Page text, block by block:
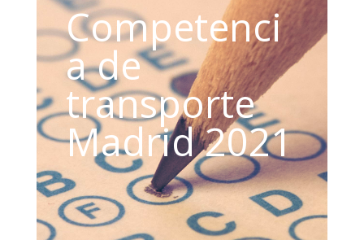
Competenci
a de
transporte
Madrid 2021